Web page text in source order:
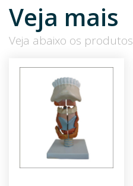
Veja mais
Veja abaixo os produtos